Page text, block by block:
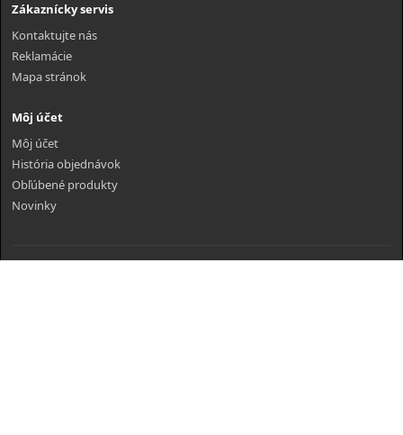
Zákaznícky servis
Kontaktujte nás
Reklamácie
Mapa stránok
Môj účet
Môj účet
História objednávok
Obľúbené produkty
Novinky